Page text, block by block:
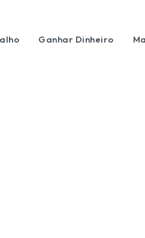
Ganhar Dinheiro